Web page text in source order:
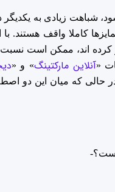
شباهت زیادی به
کاملا واقف هستند. با
کرده اند، ممکن است نسبت
«آنلاین مارکتینگ» و «
حالی که میان این دو